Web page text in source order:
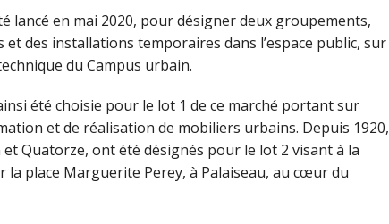
lancé en mai 2020, pour désigner deux groupements,
des installations temporaires dans l’espace public, sur
du Campus urbain.
été choisie pour le lot 1 de ce marché portant sur
et de réalisation de mobiliers urbains. Depuis 1920,
Quatorze, ont été désignés pour le lot 2 visant à la
place Marguerite Perey, à Palaiseau, au cœur du